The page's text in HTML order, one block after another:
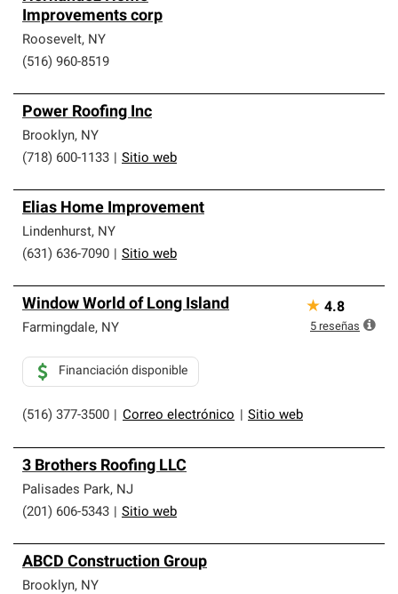
Improvements corp
Roosevelt, NY
(516) 960-8519
Power Roofing Inc
Brooklyn, NY
(718) 600-1133
Sitio web
Elias Home Improvement
Lindenhurst, NY
(631) 636-7090
Sitio web
Window World of Long Island
Farmingdale, NY
(516) 377-3500 Correo electrónico Sitio web
Financiación disponible
★ 4.8
5 reseñas
3 Brothers Roofing LLC
Palisades Park, NJ
(201) 606-5343
Sitio web
ABCD Construction Group
Brooklyn, NY